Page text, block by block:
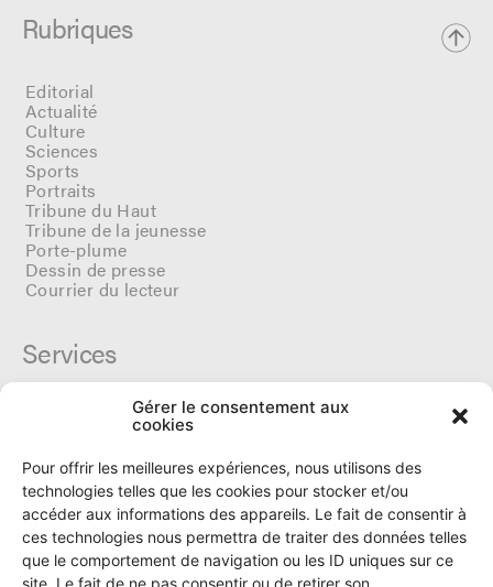
Gérer le consentement aux
cookies
Pour offrir les meilleures expériences, nous utilisons des
technologies telles que les cookies pour stocker et/ou
accéder aux informations des appareils. Le fait de consentir à
ces technologies nous permettra de traiter des données telles
que le comportement de navigation ou les ID uniques sur ce
site. Le fait de ne pas consentir ou de retirer son
Rubriques
Editorial
Actualité
Culture
Sciences
Sports
Portraits
Tribune du Haut
Tribune de la jeunesse
Porte-plume
Dessin de presse
Courrier du lecteur
Services
Archives
Tarifs et dates de parutions
Politique de cookies
Politique de confidentialité